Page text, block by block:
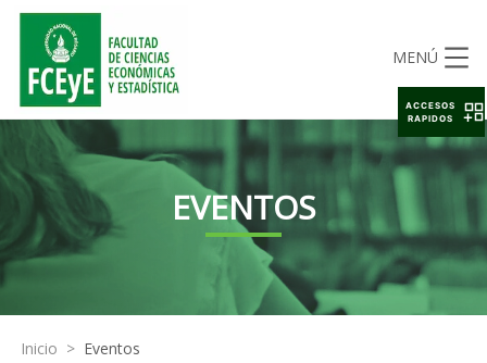
MENÚ
EVENTOS
Inicio > Eventos
ACCESOS
RAPIDOS